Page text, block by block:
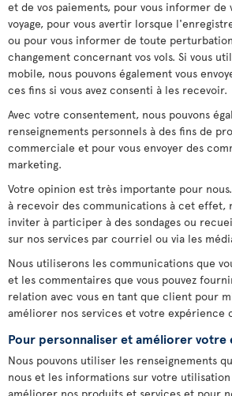
et de vos paiements, pour vous informer
voyage, pour vous avertir lorsque
ou pour vous informer de toute
changement concernant vos vols. Si vous
mobile, nous pouvons également vous
ces fins si vous avez consenti à les recevoir.
Avec votre consentement, nous pouvons
renseignements personnels à des fins de
commerciale et pour vous envoyer des
marketing.
Votre opinion est très importante pour
à recevoir des communications à cet effet,
inviter à participer à des sondages ou
sur nos services par courriel ou via les
Nous utiliserons les communications que
et les commentaires que vous pouvez
relation avec vous en tant que client pour
améliorer nos services et votre expérience
Pour personnaliser et améliorer
Nous pouvons utiliser les renseignements
nous et les informations sur votre